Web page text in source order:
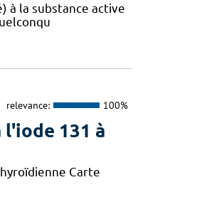
à la substance active
relevance: 100%
131 à
Carte